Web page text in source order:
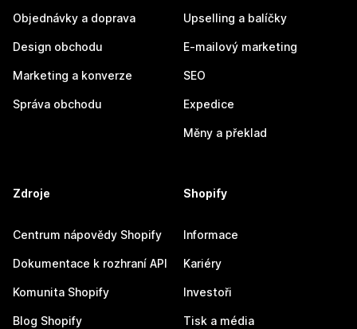
Objednávky a doprava
Design obchodu
Marketing a konverze
Správa obchodu
Upselling a balíčky
E-mailový marketing
SEO
Expedice
Měny a překlad
Zdroje
Centrum nápovědy Shopify
Dokumentace k rozhraní API
Komunita Shopify
Blog Shopify
Shopify
Informace
Kariéry
Investoři
Tisk a média